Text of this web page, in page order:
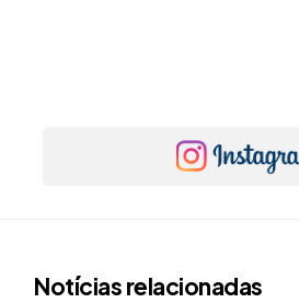
Notícias relacionadas